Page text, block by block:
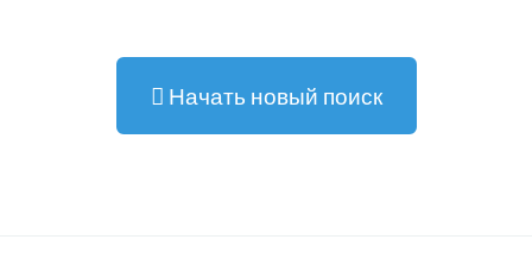
Начать новый поиск